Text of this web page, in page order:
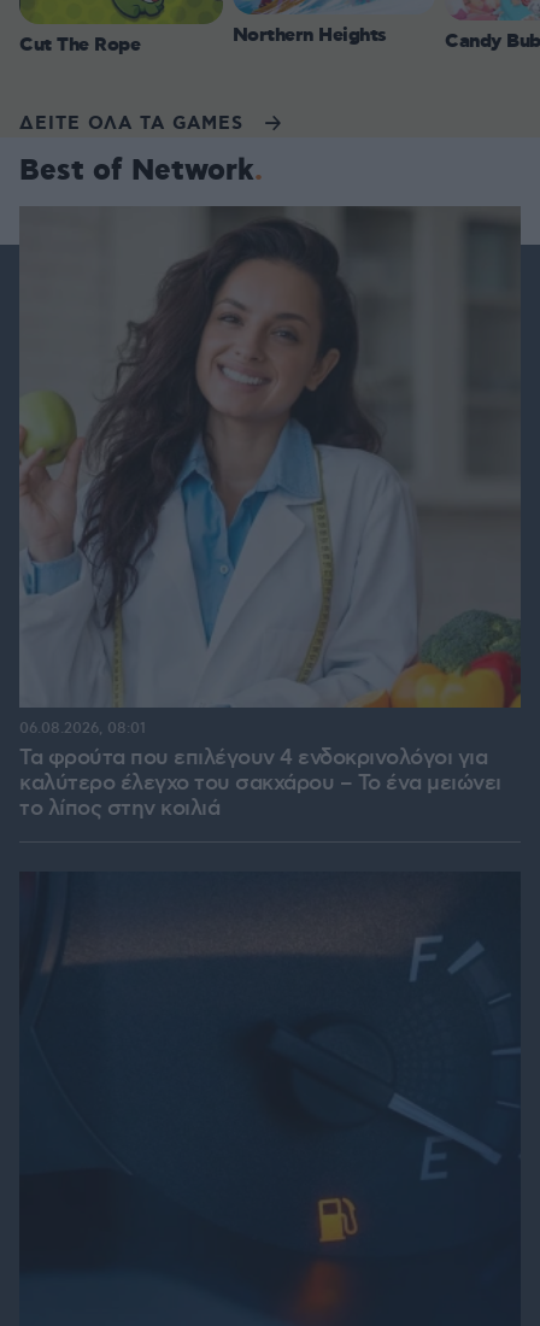
Cut The Rope Northern Heights Candy
ΔΕΙΤΕ ΟΛΑ ΤΑ GAMES
Best of Network
Τα φρούτα που επιλέγουν 4 ενδοκρινολόγοι για
καλύτερο έλεγχο του σακχάρου – Το ένα μειώνει
το λίπος στην κοιλιά
06.08.2026, 08:01